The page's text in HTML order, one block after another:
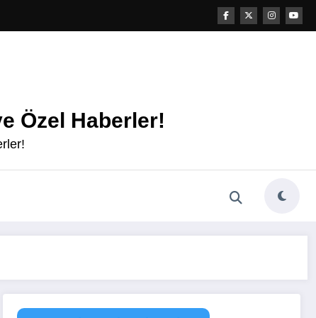
Özel Haberler!